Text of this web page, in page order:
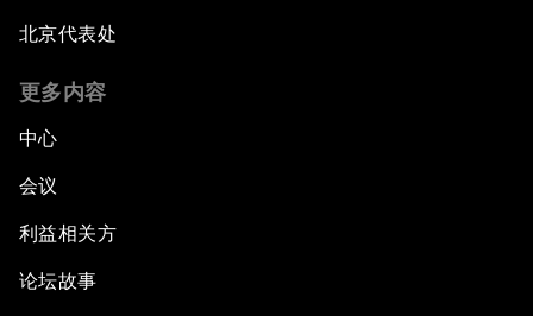
北京代表处
更多内容
中心
会议
利益相关方
论坛故事